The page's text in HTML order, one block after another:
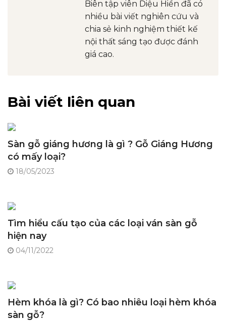
Biên tập viên Diệu Hiền đã có
nhiều bài viết nghiên cứu và
chia sẻ kinh nghiệm thiết kế
nội thất sáng tạo được đánh
giá cao.
Bài viết liên quan
Sàn gỗ giáng hương là gì ? Gỗ Giáng Hương
có mấy loại?
18/05/2023
Tìm hiểu cấu tạo của các loại ván sàn gỗ
hiện nay
04/11/2022
Hèm khóa là gì? Có bao nhiêu loại hèm khóa
sàn gỗ?